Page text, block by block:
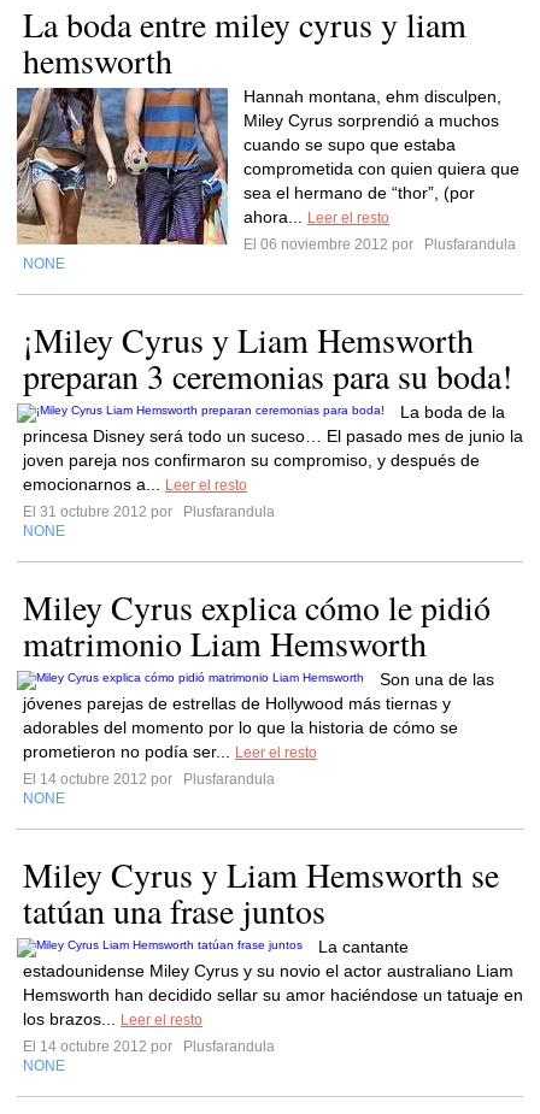
La boda entre miley cyrus y liam
hemsworth
Hannah montana, ehm disculpen,
Miley Cyrus sorprendió a muchos
cuando se supo que estaba
comprometida con quien quiera que
sea el hermano de “thor”, (por
ahora...
Leer el resto
El 06 noviembre 2012 por
Plusfarandula
NONE
¡Miley Cyrus y Liam Hemsworth
preparan 3 ceremonias para su boda!
La boda de la
princesa Disney será todo un suceso… El pasado mes de junio la
joven pareja nos confirmaron su compromiso, y después de
emocionarnos a...
Leer el resto
El 31 octubre 2012 por
Plusfarandula
NONE
Miley Cyrus explica cómo le pidió
matrimonio Liam Hemsworth
Son una de las
jóvenes parejas de estrellas de Hollywood más tiernas y
adorables del momento por lo que la historia de cómo se
prometieron no podía ser...
Leer el resto
El 14 octubre 2012 por
Plusfarandula
NONE
Miley Cyrus y Liam Hemsworth se
tatúan una frase juntos
La cantante
estadounidense Miley Cyrus y su novio el actor australiano Liam
Hemsworth han decidido sellar su amor haciéndose un tatuaje en
los brazos...
Leer el resto
El 14 octubre 2012 por
Plusfarandula
NONE